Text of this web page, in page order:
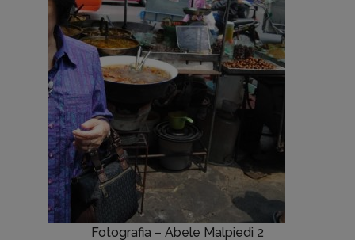
Fotografia – Abele Malpiedi 2